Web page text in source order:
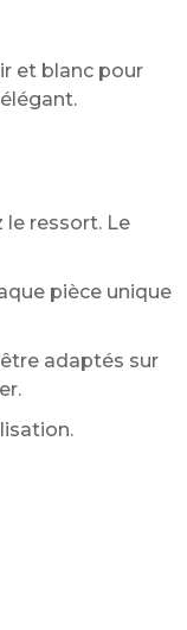
et blanc pour
le ressort. Le
pièce unique
adaptés sur